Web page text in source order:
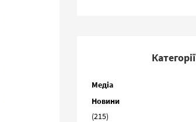
Категорії
Медіа
Новини
(215)